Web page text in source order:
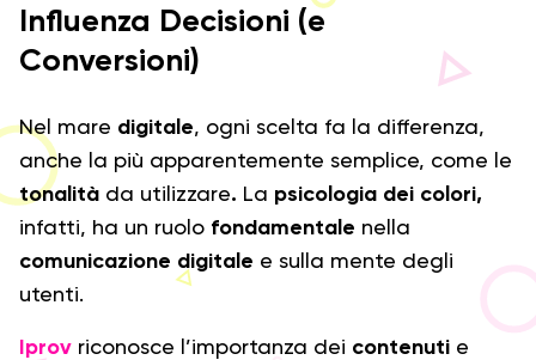
Influenza Decisioni (e
Conversioni)
Nel mare digitale, ogni scelta fa la differenza,
anche la più apparentemente semplice, come le
tonalità da utilizzare. La psicologia dei colori,
infatti, ha un ruolo fondamentale nella
comunicazione digitale e sulla mente degli
utenti.
Iprov riconosce l’importanza dei contenuti e